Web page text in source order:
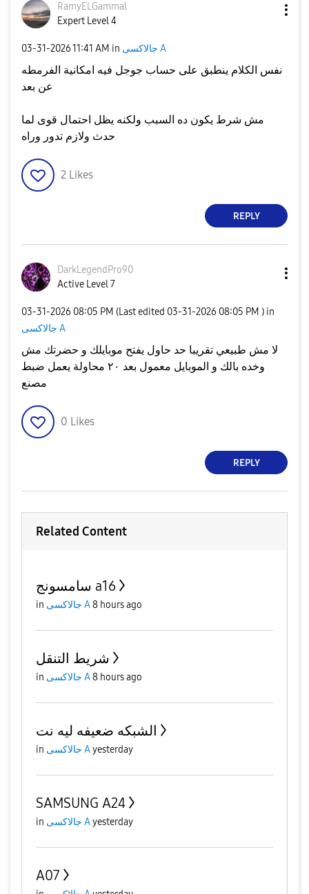
RamyELGammal
Expert Level 4
‎03-31-202611:41 AM in جالاكسى A
نفس الكلام ينطبق على حساب جوجل فيه امكانية الفرمطه
عن بعد
مش شرط يكون ده السبب ولكنه يظل احتمال قوى لما
حدث ولازم تدور وراه
2 Likes
REPLY
DarkLegendPro90
Active Level 7
‎03-31-2026 08:05 PM (Last edited ‎03-31-2026 08:05 PM ) in
جالاكسى A
لا مش طبيعي تقريبا حد حاول يفتح موبايلك و حضرتك مش
وخده بالك و الموبايل معمول بعد ٢٠ محاولة يعمل ضبط
مصنع
0 Likes
REPLY
Related Content
سامسونج a16
in جالاكسى A8 hours ago
شريط التنقل
in جالاكسى A8 hours ago
الشبكه ضعيفه ليه نت
in جالاكسى Ayesterday
SAMSUNG A24
in جالاكسى Ayesterday
A07